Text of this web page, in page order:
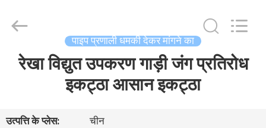
Reserved.
पाइप प्रणाली धमकी देकर मांगने का
रेखा विद्युत उपकरण गाड़ी जंग प्रतिरोध
इकट्ठा आसान इकट्ठा
उत्पत्ति के प्लेस:
चीन